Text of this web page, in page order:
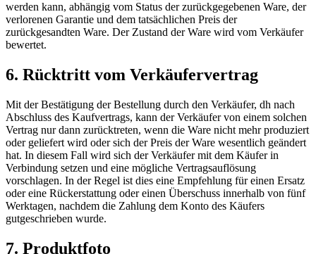
werden kann, abhängig vom Status der zurückgegebenen Ware, der
verlorenen Garantie und dem tatsächlichen Preis der
zurückgesandten Ware. Der Zustand der Ware wird vom Verkäufer
bewertet.
6. Rücktritt vom Verkäufervertrag
Mit der Bestätigung der Bestellung durch den Verkäufer, dh nach
Abschluss des Kaufvertrags, kann der Verkäufer von einem solchen
Vertrag nur dann zurücktreten, wenn die Ware nicht mehr produziert
oder geliefert wird oder sich der Preis der Ware wesentlich geändert
hat. In diesem Fall wird sich der Verkäufer mit dem Käufer in
Verbindung setzen und eine mögliche Vertragsauflösung
vorschlagen. In der Regel ist dies eine Empfehlung für einen Ersatz
oder eine Rückerstattung oder einen Überschuss innerhalb von fünf
Werktagen, nachdem die Zahlung dem Konto des Käufers
gutgeschrieben wurde.
7. Produktfoto